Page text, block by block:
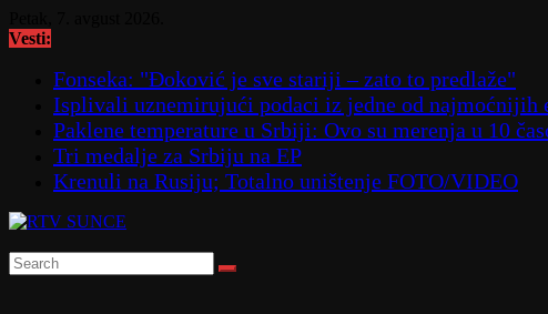
to
Vesti:
Fonseka: "Đoković je sve stariji – zato to predlaže"
Isplivali uznemirujući podaci iz jedne od najmoćnijih
Paklene temperature u Srbiji: Ovo su merenja u 10
Tri medalje za Srbiju na EP
Krenuli na Rusiju; Totalno uništenje FOTO/VIDEO